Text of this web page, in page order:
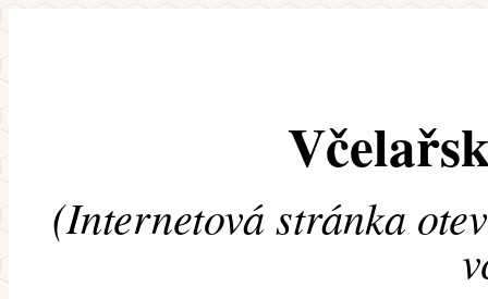
(Internetová stránka